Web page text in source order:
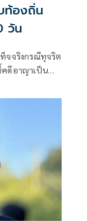
ท้องถิ่น
วัน
จจริงกรณีทุจริต
ดีอาญาเป็น